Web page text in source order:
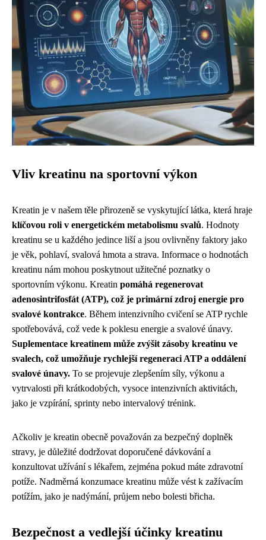
Vliv kreatinu na sportovní výkon
Kreatin je v našem těle přirozeně se vyskytující látka, která hraje
klíčovou roli v energetickém metabolismu svalů. Hodnoty
kreatinu se u každého jedince liší a jsou ovlivněny faktory jako
je věk, pohlaví, svalová hmota a strava. Informace o hodnotách
kreatinu nám mohou poskytnout užitečné poznatky o
sportovním výkonu. Kreatin pomáhá regenerovat
adenosintrifosfát (ATP), což je primární zdroj energie pro
svalové kontrakce. Během intenzivního cvičení se ATP rychle
spotřebovává, což vede k poklesu energie a svalové únavy.
Suplementace kreatinem může zvýšit zásoby kreatinu ve
svalech, což umožňuje rychlejší regeneraci ATP a oddálení
svalové únavy. To se projevuje zlepšením síly, výkonu a
vytrvalosti při krátkodobých, vysoce intenzivních aktivitách,
jako je vzpírání, sprinty nebo intervalový trénink.
Ačkoliv je kreatin obecně považován za bezpečný doplněk
stravy, je důležité dodržovat doporučené dávkování a
konzultovat užívání s lékařem, zejména pokud máte zdravotní
potíže. Nadměrná konzumace kreatinu může vést k zažívacím
potížím, jako je nadýmání, průjem nebo bolesti břicha.
Bezpečnost a vedlejší účinky kreatinu